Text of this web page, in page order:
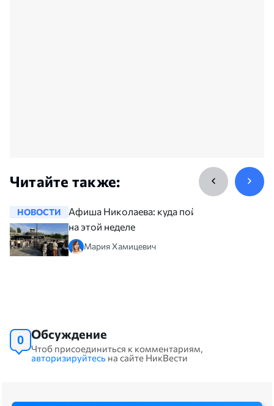
Читайте также:
НОВОСТИ
Афиша Николаева: куда пойти
на этой неделе
Мария Хамицевич
0 Обсуждение
Чтоб присоединиться к комментариям,
авторизируйтесь на сайте НикВести